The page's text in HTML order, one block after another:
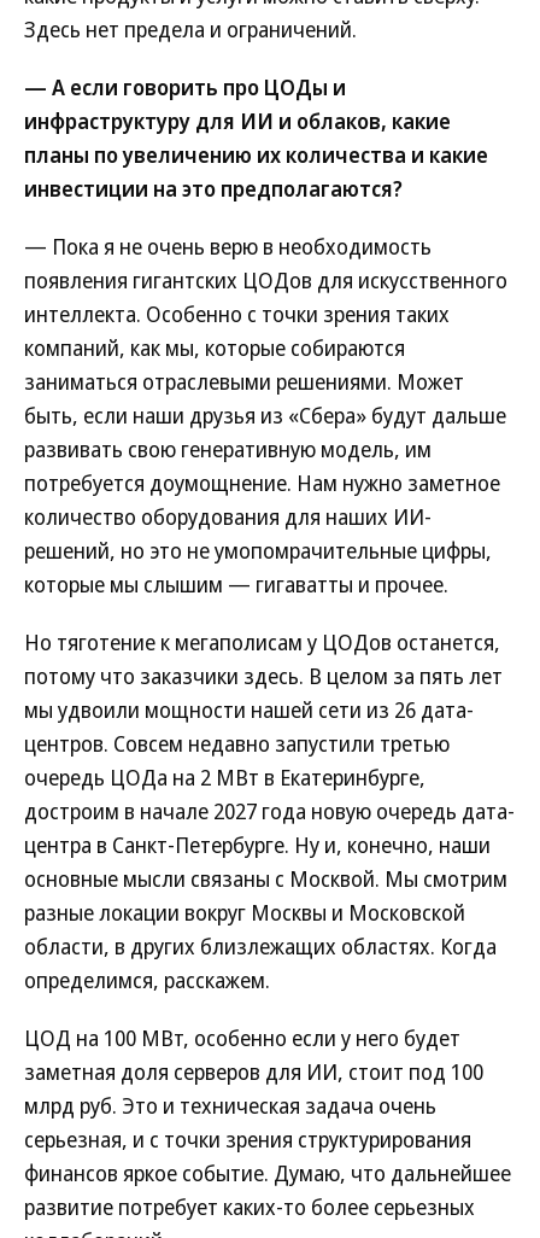
Здесь нет предела и ограничений.
— А если говорить про ЦОДы и
инфраструктуру для ИИ и облаков, какие
планы по увеличению их количества и какие
инвестиции на это предполагаются?
— Пока я не очень верю в необходимость
появления гигантских ЦОДов для искусственного
интеллекта. Особенно с точки зрения таких
компаний, как мы, которые собираются
заниматься отраслевыми решениями. Может
быть, если наши друзья из «Сбера» будут дальше
развивать свою генеративную модель, им
потребуется доумощнение. Нам нужно заметное
количество оборудования для наших ИИ-
решений, но это не умопомрачительные цифры,
которые мы слышим — гигаватты и прочее.
Но тяготение к мегаполисам у ЦОДов останется,
потому что заказчики здесь. В целом за пять лет
мы удвоили мощности нашей сети из 26 дата-
центров. Совсем недавно запустили третью
очередь ЦОДа на 2 МВт в Екатеринбурге,
достроим в начале 2027 года новую очередь дата-
центра в Санкт-Петербурге. Ну и, конечно, наши
основные мысли связаны с Москвой. Мы смотрим
разные локации вокруг Москвы и Московской
области, в других близлежащих областях. Когда
определимся, расскажем.
ЦОД на 100 МВт, особенно если у него будет
заметная доля серверов для ИИ, стоит под 100
млрд руб. Это и техническая задача очень
серьезная, и с точки зрения структурирования
финансов яркое событие. Думаю, что дальнейшее
развитие потребует каких-то более серьезных